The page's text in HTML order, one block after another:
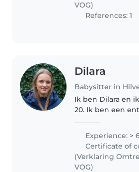
VOG)
References: 1
Dilara
Babysitter in
Ik ben Dilara en
20. Ik ben een
ervaring. Ik heb
kinderen van
baby's tot
Experience: >
Certificate of
(Verklaring
VOG)